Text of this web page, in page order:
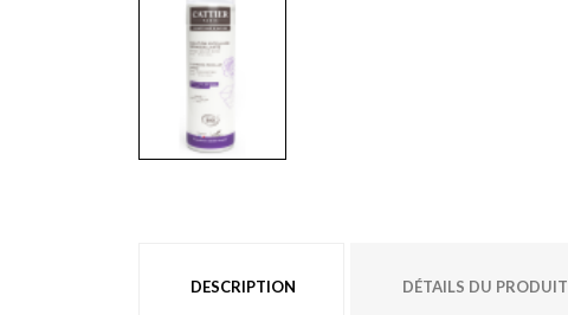
DESCRIPTION DÉTAILS DU PRODUIT